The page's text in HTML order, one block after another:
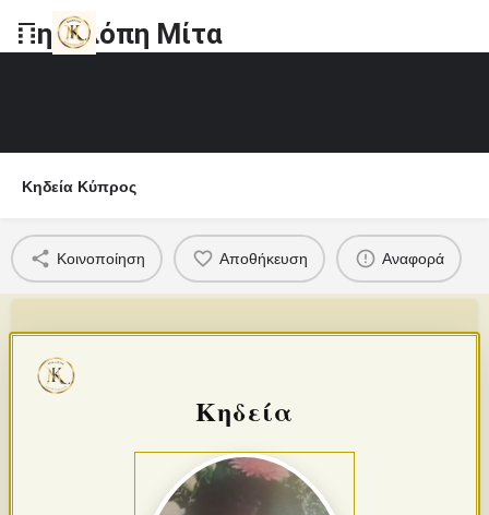
Πηνελόπη Μίτα
Κηδεία Κύπρος
Κοινοποίηση Αποθήκευση Αναφορά
Κηδεία